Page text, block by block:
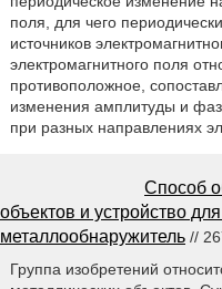
поля, для чего
источников
электромагнитного поля
противоположное,
изменения амплитуды и
при разных направлениях
Способ
объектов и устройство
металлообнаружитель //
Группа изобретений